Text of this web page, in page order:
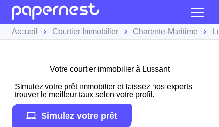
Accueil Courtier Immobilier Charente-Maritime
Votre courtier immobilier à Lussant
Simulez votre prêt immobilier et laissez nos experts
trouver le meilleur taux selon votre profil.
Simulez votre prêt